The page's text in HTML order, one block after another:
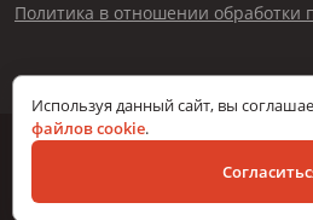
Политика в отношении обработки
Разработка сайта – Вангер.рф
Используя данный сайт, вы
файлов cookie.